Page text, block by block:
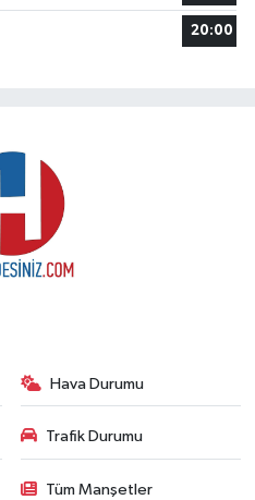
20:00
Hava Durumu
Trafik Durumu
Tüm Manşetler